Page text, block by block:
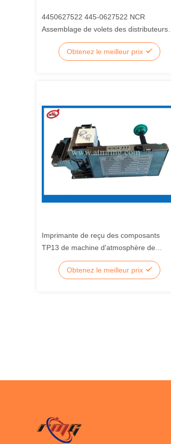
4450627522 445-0627522 NCR
Assemblage de volets des distributeurs
automatiques de billets de banque
Obtenez le meilleur prix
Imprimante de reçu des composants
TP13 de machine d'atmosphère de
Wincor Procash PC280
Obtenez le meilleur prix